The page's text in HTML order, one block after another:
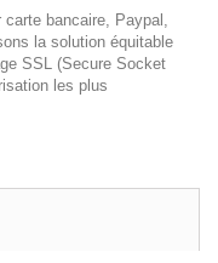
bancaire, Paypal,
la solution équitable
SSL (Secure Socket
les plus